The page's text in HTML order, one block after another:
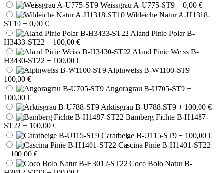
Weissgrau A-U775-ST9 + 0,00 €
Wildeiche Natur A-H1318-
ST10 + 0,00 €
Aland Pinie Polar B-
H3433-ST22 + 100,00 €
Aland Pinie Weiss B-
H3430-ST22 + 100,00 €
Alpinweiss B-W1100-ST9 +
100,00 €
Angoragrau B-U705-ST9 +
100,00 €
Arktisgrau B-U788-ST9 + 100,00 €
Bamberg Fichte B-H1487-
ST22 + 100,00 €
Caratbeige B-U115-ST9 + 100,00 €
Cascina Pinie B-H1401-ST22
+ 100,00 €
Coco Bolo Natur B-